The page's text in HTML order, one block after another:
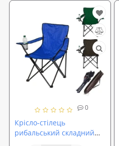
0
Крісло-стілець
рибальський складний